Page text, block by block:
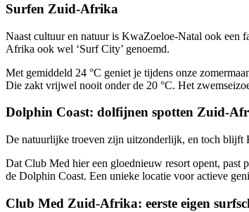
Surfen Zuid-Afrika
Naast cultuur en natuur is KwaZoeloe-Natal ook een
Afrika ook wel ‘Surf City’ genoemd.
Met gemiddeld 24 °C geniet je tijdens onze
Die zakt vrijwel nooit onder de 20 °C. Het
Dolphin Coast: dolfijnen spotten Zuid-
De natuurlijke troeven zijn uitzonderlijk, en toch blijft
Dat Club Med hier een gloednieuw resort opent, past
de Dolphin Coast. Een unieke locatie voor actieve
Club Med Zuid-Afrika: eerste eigen